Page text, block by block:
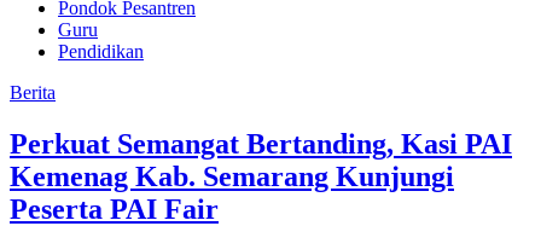
Pondok Pesantren
Guru
Pendidikan
Berita
Perkuat Semangat Bertanding, Kasi PAI
Kemenag Kab. Semarang Kunjungi
Peserta PAI Fair